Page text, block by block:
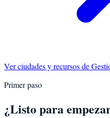
Ver ciudades y recursos de
Primer paso
¿Listo para